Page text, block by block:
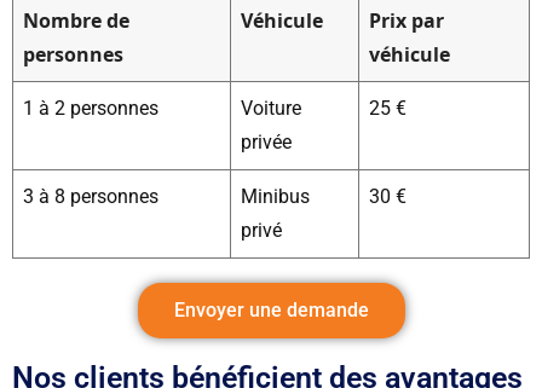
Nombre de
personnes
Véhicule
Prix ​​par
véhicule
1 à 2 personnes
Voiture
privée
25 €
3 à 8 personnes
Minibus
privé
30 €
Envoyer une demande
Nos clients bénéficient des avantages